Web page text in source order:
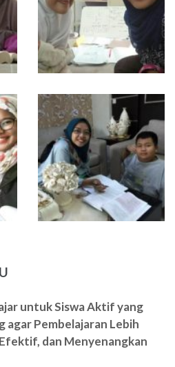
untuk Siswa Aktif yang
agar Pembelajaran Lebih
dan Menyenangkan